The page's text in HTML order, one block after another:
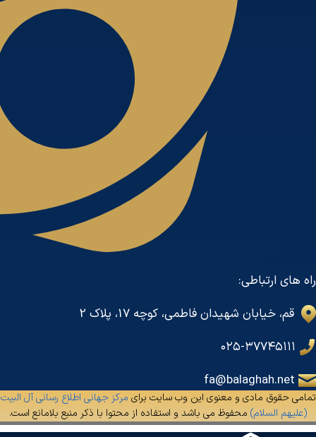
راه های ارتباطی:
قم، خیابان شهیدان فاطمی، کوچه 17، پلاک 2
fa@balaghah.net
تمامی حقوق مادی و معنوی این وب سایت برای مرکز جهانی اطلاع رسانی آل البیت
(علیهم السلام) محفوظ می باشد و استفاده از محتوا با ذکر منبع بلامانع است.